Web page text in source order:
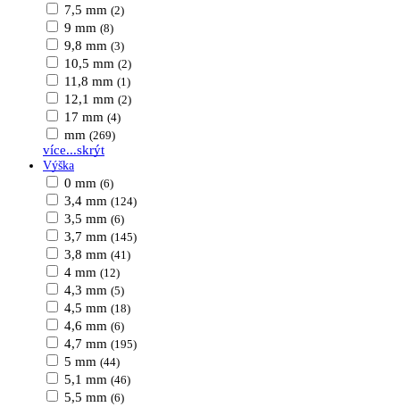
7,5 mm (2)
9 mm (8)
9,8 mm (3)
10,5 mm (2)
11,8 mm (1)
12,1 mm (2)
17 mm (4)
mm (269)
více...skrýt
Výška
0 mm (6)
3,4 mm (124)
3,5 mm (6)
3,7 mm (145)
3,8 mm (41)
4 mm (12)
4,3 mm (5)
4,5 mm (18)
4,6 mm (6)
4,7 mm (195)
5 mm (44)
5,1 mm (46)
5,5 mm (6)